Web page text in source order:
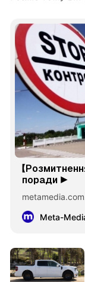
【
поради ▶️
Meta-